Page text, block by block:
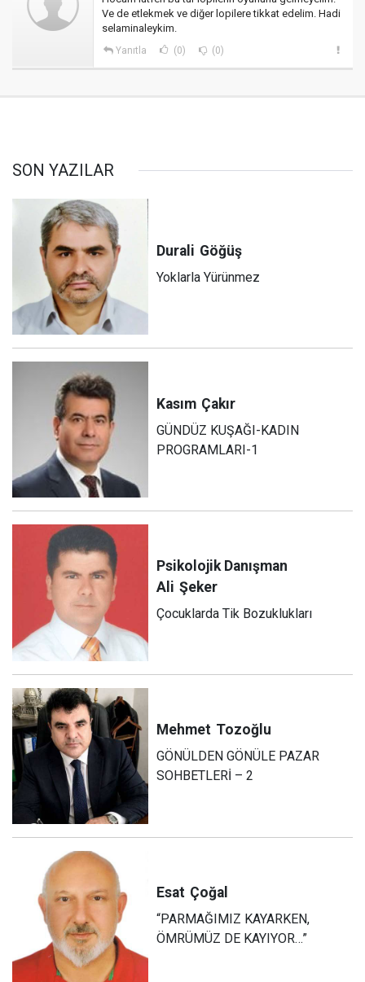
Ve de etlekmek ve diğer lopilere tikkat edelim. Hadi
selaminaleykim.
Yanıtla (0) (0)
SON YAZILAR
Durali Göğüş
Yoklarla Yürünmez
Kasım Çakır
GÜNDÜZ KUŞAĞI-KADIN
PROGRAMLARI-1
Psikolojik Danışman
Ali Şeker
Çocuklarda Tik Bozuklukları
Mehmet Tozoğlu
GÖNÜLDEN GÖNÜLE PAZAR
SOHBETLERİ – 2
Esat Çoğal
“PARMAĞIMIZ KAYARKEN,
ÖMRÜMÜZ DE KAYIYOR…”